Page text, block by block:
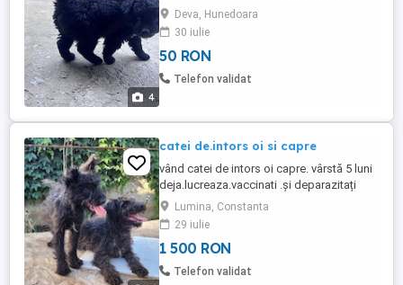
4
pedigree
Deva, Hunedoara
30 iulie
50 RON
Telefon validat
catei de.intors oi si capre
vând catei de intors oi capre. vârstă 5 luni
deja.lucreaza.vaccinati .și deparazitați
conform varstei
Lumina, Constanta
29 iulie
1 500 RON
Telefon validat